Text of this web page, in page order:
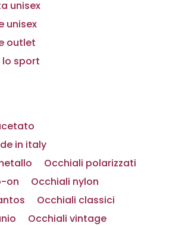
unisex
unisex
outlet
lo sport
in italy
Occhiali polarizzati
on
Occhiali nylon
Occhiali classici
Occhiali vintage